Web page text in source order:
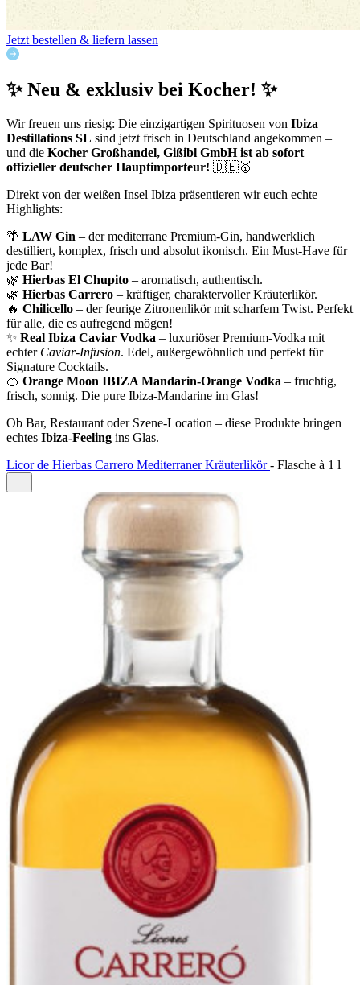
Jetzt bestellen & liefern lassen
✨ Neu & exklusiv bei Kocher! ✨
Wir freuen uns riesig: Die einzigartigen Spirituosen von Ibiza
Destillations SL sind jetzt frisch in Deutschland angekommen –
und die Kocher Großhandel, Gißibl GmbH ist ab sofort
offizieller deutscher Hauptimporteur! 🇩🇪🥇
Direkt von der weißen Insel Ibiza präsentieren wir euch echte
Highlights:
🌴 LAW Gin – der mediterrane Premium‑Gin, handwerklich
destilliert, komplex, frisch und absolut ikonisch. Ein Must‑Have für
jede Bar!
🌿 Hierbas El Chupito – aromatisch, authentisch.
🌿 Hierbas Carrero – kräftiger, charaktervoller Kräuterlikör.
🔥 Chilicello – der feurige Zitronenlikör mit scharfem Twist. Perfekt
für alle, die es aufregend mögen!
✨ Real Ibiza Caviar Vodka – luxuriöser Premium‑Vodka mit
echter Caviar‑Infusion. Edel, außergewöhnlich und perfekt für
Signature Cocktails.
🍊 Orange Moon IBIZA Mandarin‑Orange Vodka – fruchtig,
frisch, sonnig. Die pure Ibiza‑Mandarine im Glas!
Ob Bar, Restaurant oder Szene‑Location – diese Produkte bringen
echtes Ibiza‑Feeling ins Glas.
Licor de Hierbas Carrero Mediterraner Kräuterlikör- Flasche à 1 l